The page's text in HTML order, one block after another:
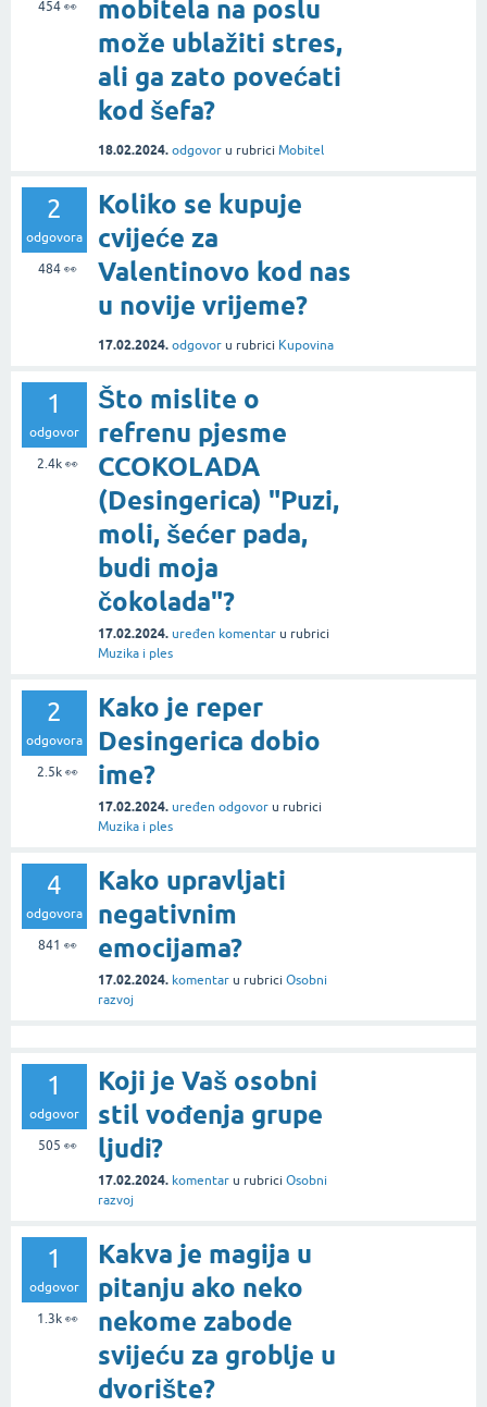
454👀
mobitela na poslu
može ublažiti stres,
ali ga zato povećati
kod šefa?
18.02.2024. odgovor u rubrici Mobitel
2
odgovora
484👀
Koliko se kupuje
cvijeće za
Valentinovo kod nas
u novije vrijeme?
17.02.2024. odgovor u rubrici Kupovina
1
odgovor
2.4k👀
Što mislite o
refrenu pjesme
CCOKOLADA
(Desingerica) "Puzi,
moli, šećer pada,
budi moja
čokolada"?
17.02.2024. uređen komentar u rubrici
Muzika i ples
2
odgovora
2.5k👀
Kako je reper
Desingerica dobio
ime?
17.02.2024. uređen odgovor u rubrici
Muzika i ples
4
odgovora
841 👀
Kako upravljati
negativnim
emocijama?
17.02.2024. komentar u rubrici Osobni
razvoj
1
odgovor
505 👀
Koji je Vaš osobni
stil vođenja grupe
ljudi?
17.02.2024. komentar u rubrici Osobni
razvoj
1
odgovor
1.3k👀
Kakva je magija u
pitanju ako neko
nekome zabode
svijeću za groblje u
dvorište?